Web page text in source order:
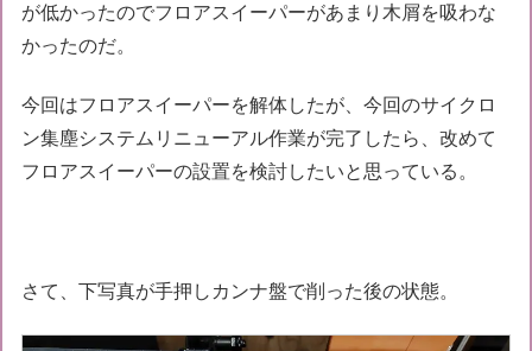
が低かったのでフロアスイーパーがあまり木屑を吸わな
かったのだ。
今回はフロアスイーパーを解体したが、今回のサイクロ
ン集塵システムリニューアル作業が完了したら、改めて
フロアスイーパーの設置を検討したいと思っている。
さて、下写真が手押しカンナ盤で削った後の状態。